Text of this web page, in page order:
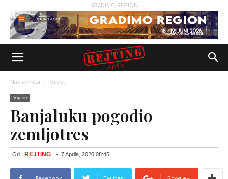
GRADIMO REGION
Naslovnica Vijesti
Vijesti
Banjaluku pogodio
zemljotres
Od REJTING - 7 Aprila, 2020 08:45